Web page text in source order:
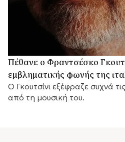
Πέθανε ο Φραντσέσκο
εμβληματικής φωνής της
Ο Γκουτσίνι εξέφραζε συχνά
από τη μουσική του.